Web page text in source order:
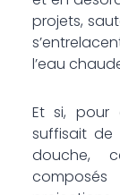
projets,
l’eau
Et si, pour
suffisait de
douche,